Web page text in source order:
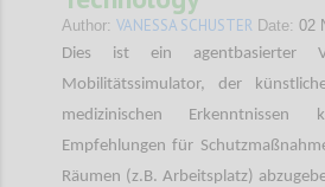
Author: VANESSA SCHUSTER Date: 02
Dies ist ein agentbasierter
Mobilitätssimulator, der
medizinischen Erkenntnissen
Empfehlungen für
Räumen (z.B. Arbeitsplatz)